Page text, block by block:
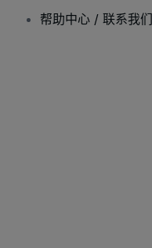
帮助中心 / 联系我们